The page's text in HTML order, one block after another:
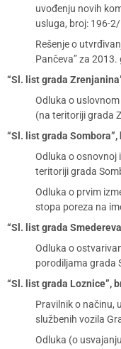
uvođenju novih
usluga, broj: 196-
Rešenje o
Pančeva” za 2013.
“Sl. list grada
Odluka o
(na teritoriji grada
“Sl. list grada
Odluka o osnovnoj
teritoriji grada
Odluka o prvim
stopa poreza na
“Sl. list grada
Odluka o
porodiljama grada
“Sl. list grada Loznice”,
Pravilnik o načinu,
službenih vozila
Odluka (o